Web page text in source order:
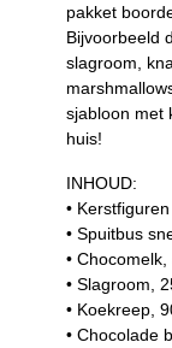
pakket
Bijvoorbeeld
slagroom,
sjabloon met
huis!
INHOUD:
•
• Spuitbus
•
• Slagroom,
• Koekreep,
• Chocolade